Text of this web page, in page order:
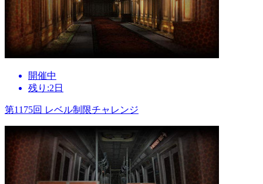
開催中
残り:2日
第1175回 レベル制限チャレンジ